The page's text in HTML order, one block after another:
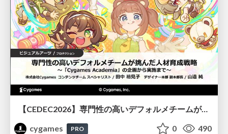
【CEDEC2026】専門性の高いデフォルメチームが挑んだ人材育成戦略 〜Cygames Academiaの企画から実施まで〜
cygames
PRO 0 490